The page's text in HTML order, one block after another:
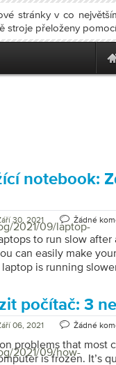
stránky v co
stroje přeloženy
2021/09/laptop-
notebook:
30, 2021 Žádné
to run slow after
can easily make
is running
etc. It could be
longer to load and
because the
2021/09/how-
počítač: 3
06, 2021 Žádné
problems that most
is frozen. It’s